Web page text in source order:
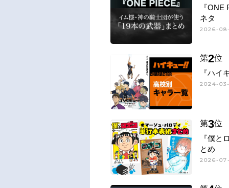
『
ネタ
2026-
第2位
『ハイ
2024-
第3位
『僕と
とめ
2026-